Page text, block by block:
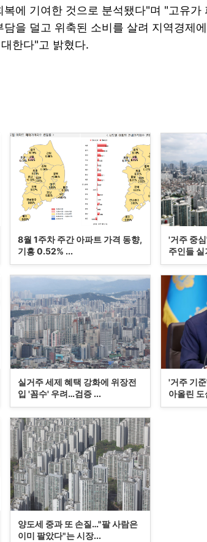
에 기여한 것으로 분석됐다"며 "고유가
을 덜고 위축된 소비를 살려 지역경제
한다"고 밝혔다.
8월 1주차 주간 아파트 가격 동향,
기흥 0.52% ...
'거주 중
주인들 실
실거주 세제 혜택 강화에 위장전
입 '꼼수' 우려…검증 ...
'거주 기
아올린
양도세 중과 또 손질…"팔 사람은
이미 팔았다"는 시장...